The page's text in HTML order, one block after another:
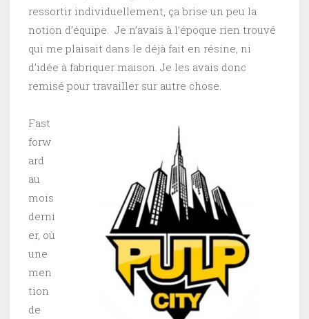
ressortir individuellement, ça brise un peu la
notion d’équipe. Je n’avais à l’époque rien trouvé
qui me plaisait dans le déjà fait en résine, ni
d’idée à fabriquer maison. Je les avais donc
remisé pour travailler sur autre chose.
Fast
forw
ard
au
mois
derni
er, où
une
men
tion
de